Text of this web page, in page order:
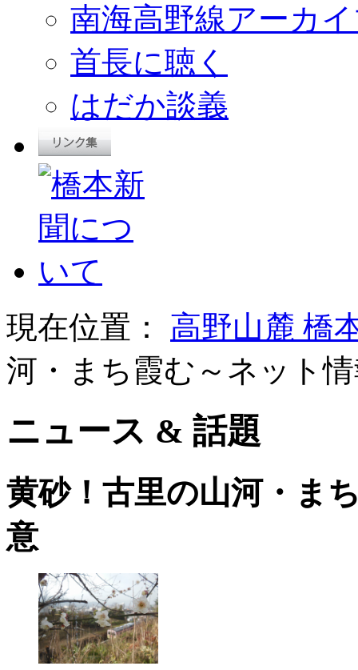
南海高野線アーカ
首長に聴く
はだか談義
現在位置： 高野山麓 橋
河・まち霞む～ネット
ニュース & 話題
黄砂！古里の山河・ま
意